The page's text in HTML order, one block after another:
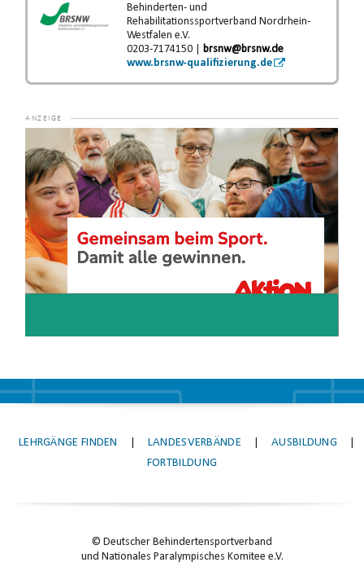
Behinderten- und
Rehabilitationssportverband Nordrhein-
Westfalen e.V.
0203-7174150 |
brsnw@brsnw.de
www.brsnw-qualifizierung.de
Player
LEHRGÄNGE FINDEN LANDESVERBÄNDE AUSBILDUNG
FORTBILDUNG
© Deutscher Behindertensportverband
und Nationales Paralympisches Komitee e.V.